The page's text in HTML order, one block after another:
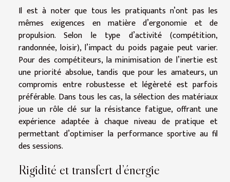
Il est à noter que tous les pratiquants n’ont pas les
mêmes exigences en matière d’ergonomie et de
propulsion. Selon le type d’activité (compétition,
randonnée, loisir), l’impact du poids pagaie peut varier.
Pour des compétiteurs, la minimisation de l’inertie est
une priorité absolue, tandis que pour les amateurs, un
compromis entre robustesse et légèreté est parfois
préférable. Dans tous les cas, la sélection des matériaux
joue un rôle clé sur la résistance fatigue, offrant une
expérience adaptée à chaque niveau de pratique et
permettant d’optimiser la performance sportive au fil
des sessions.
Rigidité et transfert d’énergie